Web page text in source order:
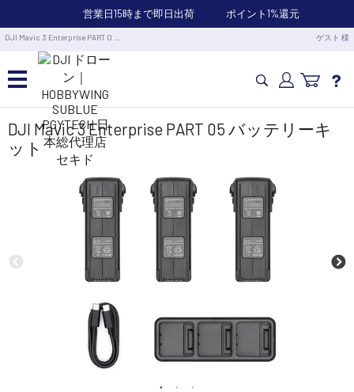
営業日15時まで即日出荷 ポイント1%還元
DJI Mavic 3 Enterprise PART 0 … ゲスト 様
カメラドローン・生活家電
カメラ・スタビライザー
業務用ドローン・業務関連製品
水中ドローン(ROV)・水中スクーター
RC・ロボット部品
講習会･国家資格･WEBセミナー
DJI Mavic 3 Enterprise PART 05 バッテリーキ
ット